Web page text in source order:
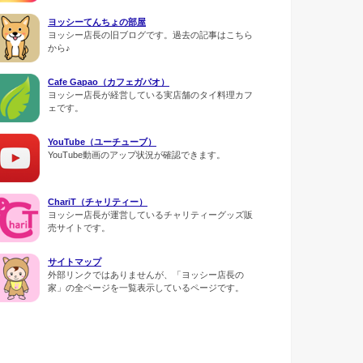
ヨッシーてんちょの部屋
ヨッシー店長の旧ブログです。過去の記事はこちら
から♪
Cafe Gapao（カフェガパオ）
ヨッシー店長が経営している実店舗のタイ料理カフ
ェです。
YouTube（ユーチューブ）
YouTube動画のアップ状況が確認できます。
ChariT（チャリティー）
ヨッシー店長が運営しているチャリティーグッズ販
売サイトです。
サイトマップ
外部リンクではありませんが、「ヨッシー店長の
家」の全ページを一覧表示しているページです。